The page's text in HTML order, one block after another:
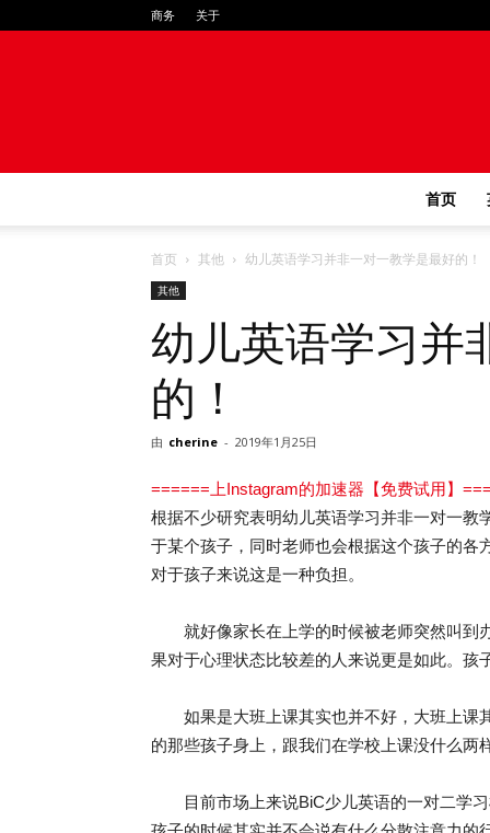
商务 关于
首页
首页 其他 幼儿英语学习并非一对一教学是最好的！
其他
幼儿英语学习并
的！
由 cherine - 2019年1月25日
======上Instagram的加速器【免费试用】
根据不少研究表明幼儿英语学习并非一对一教
于某个孩子，同时老师也会根据这个孩子的各
对于孩子来说这是一种负担。
就好像家长在上学的时候被老师突然叫到
果对于心理状态比较差的人来说更是如此。孩
如果是大班上课其实也并不好，大班上课
的那些孩子身上，跟我们在学校上课没什么
目前市场上来说BiC少儿英语的一对二学习